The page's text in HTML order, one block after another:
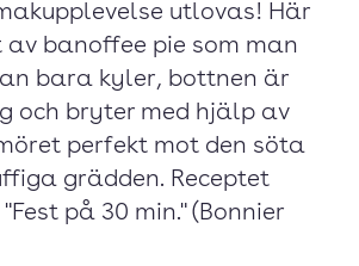
utlovas! Här
banoffee pie som man
bara kyler, bottnen är
och bryter med hjälp av
perfekt mot den söta
grädden. Receptet
på 30 min." (Bonnier